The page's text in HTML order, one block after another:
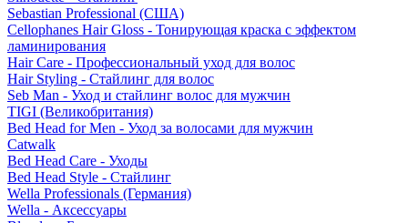
Sebastian Professional (США)
Cellophanes Hair Gloss - Тонирующая краска с эффектом
ламинирования
Hair Care - Профессиональный уход для волос
Hair Styling - Стайлинг для волос
Seb Man - Уход и стайлинг волос для мужчин
TIGI (Великобритания)
Bed Head for Men - Уход за волосами для мужчин
Catwalk
Bed Head Care - Уходы
Bed Head Style - Стайлинг
Wella Professionals (Германия)
Wella - Аксессуары